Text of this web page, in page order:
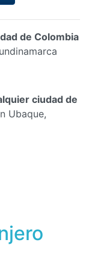
de Colombia
ciudad de
Ubaque,